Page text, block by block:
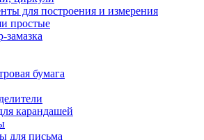
для построения и измерения
простые
замазка
бумага
карандашей
для письма